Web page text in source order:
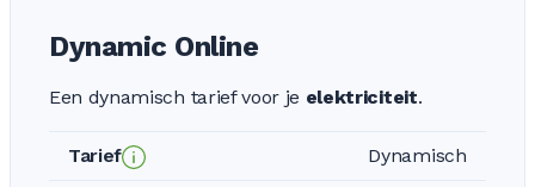
Dynamic Online
Een dynamisch tarief voor je elektriciteit.
Tarief Dynamisch